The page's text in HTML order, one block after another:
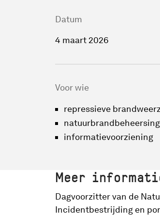
Datum
4 maart 2026
Voor wie
repressieve
natuurbrandbeheersing
informatievoorziening
Meer
Dagvoorzitter van de
Incidentbestrijding en